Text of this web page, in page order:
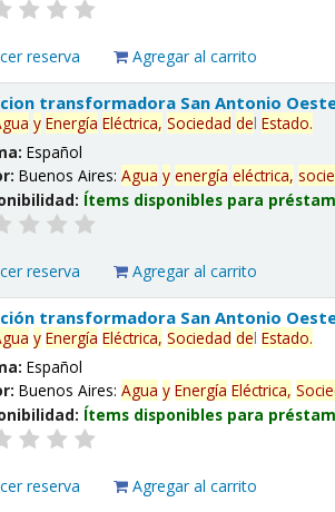
reserva Agregar al carrito
transformadora San Antonio
y Energía Eléctrica, Sociedad delEstado.
Español
Buenos Aires:Agua y energía eléctrica,
Ítems disponibles para
reserva Agregar al carrito
transformadora San Antonio
y Energía Eléctrica, Sociedad delEstado.
Español
Buenos Aires:Agua y Energía Eléctrica,
Ítems disponibles para
reserva Agregar al carrito